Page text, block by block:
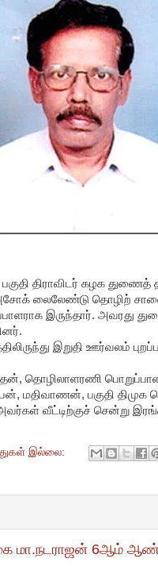
திராவிடர் கழக
லைலேண்டு தொழிற்
இருந்தார். அவரது
இறுதி ஊர்வலம்
தொழிலாளரணி
மதிவாணன், பகுதி திமுக
வீட்டிற்குச் சென்று
இல்லை:
மா.நடராஜன் 6ஆம்